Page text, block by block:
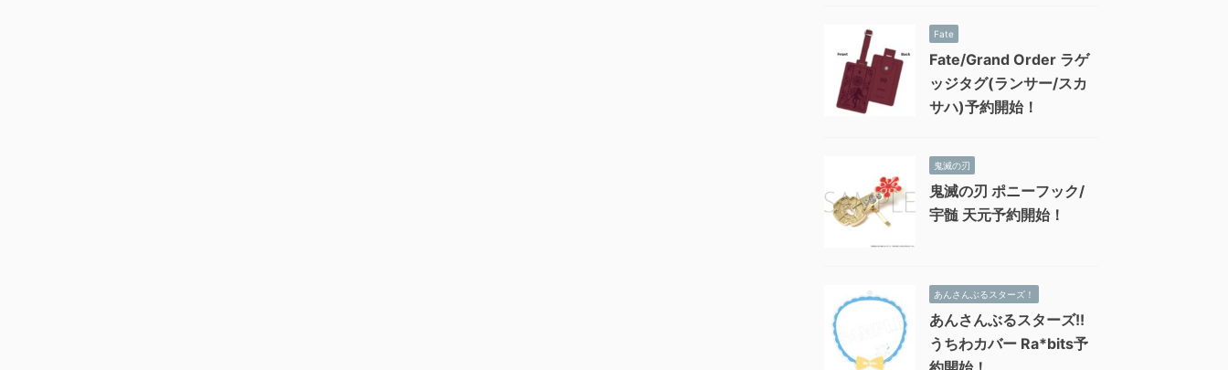
Fate
Fate/Grand Order ラゲ
ッジタグ(ランサー/スカ
サハ)予約開始！
鬼滅の刃
鬼滅の刃 ポニーフック/
宇髄 天元予約開始！
あんさんぶるスターズ！
あんさんぶるスターズ!!
うちわカバー Ra*bits予